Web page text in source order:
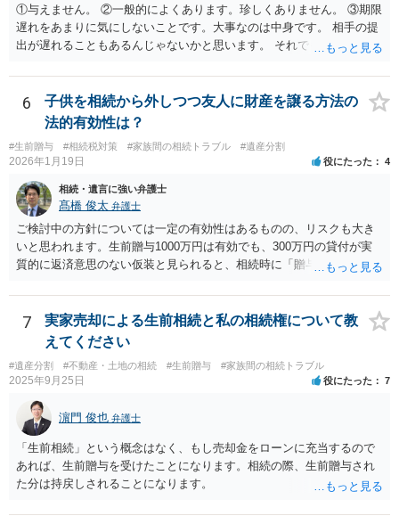
①与えません。 ②一般的によくあります。珍しくありません。 ③期限
遅れをあまりに気にしないことです。大事なのは中身です。 相手の提
出が遅れることもあるんじゃないかと思います。 それでもあなた有利
6
子供を相続から外しつつ友人に財産を譲る方法の
法的有効性は？
#生前贈与 #相続税対策 #家族間の相続トラブル #遺産分割
2026年1月19日 役にたった 4
相続・遺言に強い弁護士
髙橋 俊太 弁護士
ご検討中の方針については一定の有効性はあるものの、リスクも大き
いと思われます。生前贈与1000万円は有効でも、300万円の貸付が実
質的に返済意思のない仮装と見られると、相続時に「贈与」と評価さ
法として考えられるものとしては、 ①信託（家族信託・目的信託） 財
産を信託口に移し、受託者（信頼できる友人や専門職）に管理させ、
・生存中はあなたの生活費・介護費に優先充当 ・残余を友人や慈善団
体へ と使途を厳格に指定。相続ではなく信託帰属になるため、子の関
与を大きく排除できます。 ②遺言＋生命保険の組合せ 生活資金は手元
に残し、余剰資金で受取人を友人・団体にした保険を活用。保険金は
相続財産とは別枠で、遺留分対策にも有効と思われます。 ③負担付死
因贈与 「介護・見守り等を条件に、死亡時に財産を渡す」契約。条件
不履行なら無効にでき、老後の安心を担保できます。 ④ 寄附予約＋解
除条件 慈善団体への寄附を予約しつつ、資金不足時は解除できる条項
を設定。 などがあり得るかと思われます。
7
実家売却による生前相続と私の相続権について教
えてください
#遺産分割 #不動産・土地の相続 #生前贈与 #家族間の相続トラブル
2025年9月25日 役にたった 7
濵門 俊也 弁護士
「生前相続」という概念はなく、もし売却金をローンに充当するので
あれば、生前贈与を受けたことになります。相続の際、生前贈与され
た分は持戻しされることになります。